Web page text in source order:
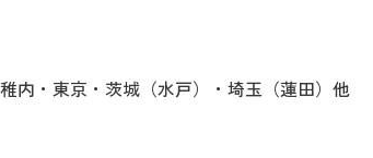
内・東京・茨城（水戸）・埼玉（蓮田）他